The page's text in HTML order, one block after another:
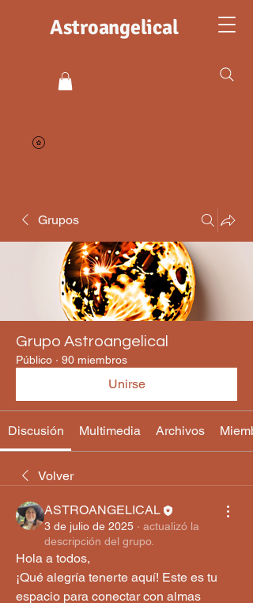
Astroangelical
Grupos
Grupo Astroangelical
Público · 90 miembros
Unirse
Discusión Multimedia Archivos
Volver
ASTROANGELICAL
3 de julio de 2025 · actualizó la
descripción del grupo.
Hola a todos,
¡Qué alegría tenerte aquí! Este es tu
espacio para conectar con almas